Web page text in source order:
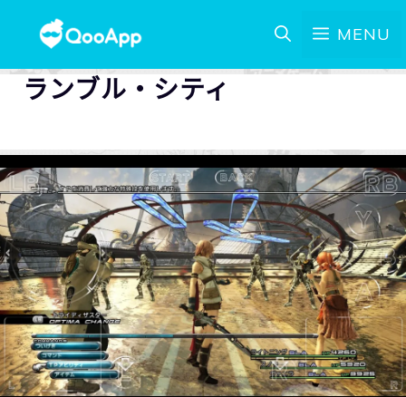
MENU
ランブル・シティ